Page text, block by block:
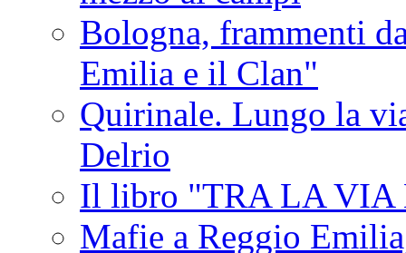
Bologna, frammenti
Emilia e il Clan"
Quirinale. Lungo la
Delrio
Il libro "TRA LA
Mafie a Reggio